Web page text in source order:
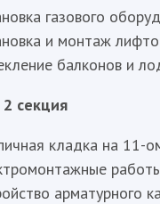
газового
и монтаж
балконов и
секция
кладка на 11-
арматурного